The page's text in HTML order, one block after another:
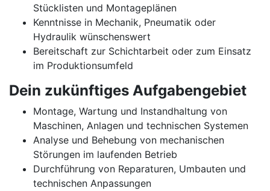
Stücklisten und Montageplänen
Kenntnisse in Mechanik, Pneumatik oder
Hydraulik wünschenswert
Bereitschaft zur Schichtarbeit oder zum Einsatz
im Produktionsumfeld
Dein zukünftiges Aufgabengebiet
Montage, Wartung und Instandhaltung von
Maschinen, Anlagen und technischen Systemen
Analyse und Behebung von mechanischen
Störungen im laufenden Betrieb
Durchführung von Reparaturen, Umbauten und
technischen Anpassungen